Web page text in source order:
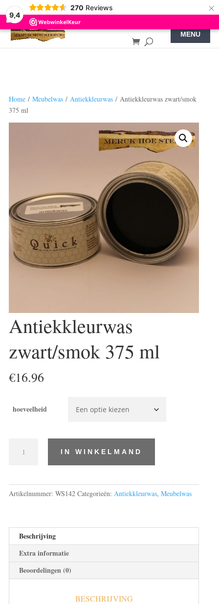
9,4
270 Reviews ×
Home/ Meubelwas/ Antiekkleurwas/ Antiekkleurwas zwart/smok
375 ml
Antiekkleurwas
zwart/smok 375 ml
€16.96
hoeveelheid
zwart/smok
IN WINKELMAND
Artikelnummer: WS142 Categorieën: Antiekkleurwas, Meubelwas
Beschrijving
Extra informatie
Beoordelingen (0)
BESCHRIJVING